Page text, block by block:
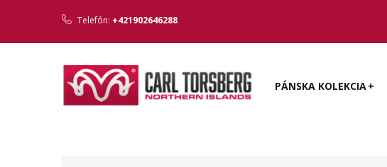
Telefón: +421902646288
PÁNSKA KOLEKCIA